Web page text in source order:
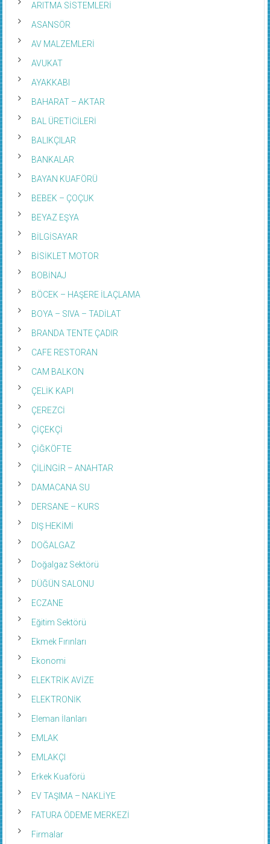
ARITMA SİSTEMLERİ
ASANSÖR
AV MALZEMLERİ
AVUKAT
AYAKKABI
BAHARAT – AKTAR
BAL ÜRETİCİLERİ
BALIKÇILAR
BANKALAR
BAYAN KUAFÖRÜ
BEBEK – ÇOÇUK
BEYAZ EŞYA
BİLGİSAYAR
BİSİKLET MOTOR
BOBİNAJ
BÖCEK – HAŞERE İLAÇLAMA
BOYA – SIVA – TADİLAT
BRANDA TENTE ÇADIR
CAFE RESTORAN
CAM BALKON
ÇELİK KAPI
ÇEREZCİ
ÇİÇEKÇİ
ÇİĞKÖFTE
ÇİLİNGİR – ANAHTAR
DAMACANA SU
DERSANE – KURS
DIŞ HEKİMİ
DOĞALGAZ
Doğalgaz Sektörü
DÜĞÜN SALONU
ECZANE
Eğitim Sektörü
Ekmek Fırınları
Ekonomi
ELEKTRİK AVİZE
ELEKTRONİK
Eleman İlanları
EMLAK
EMLAKÇI
Erkek Kuaförü
EV TAŞIMA – NAKLİYE
FATURA ÖDEME MERKEZİ
Firmalar